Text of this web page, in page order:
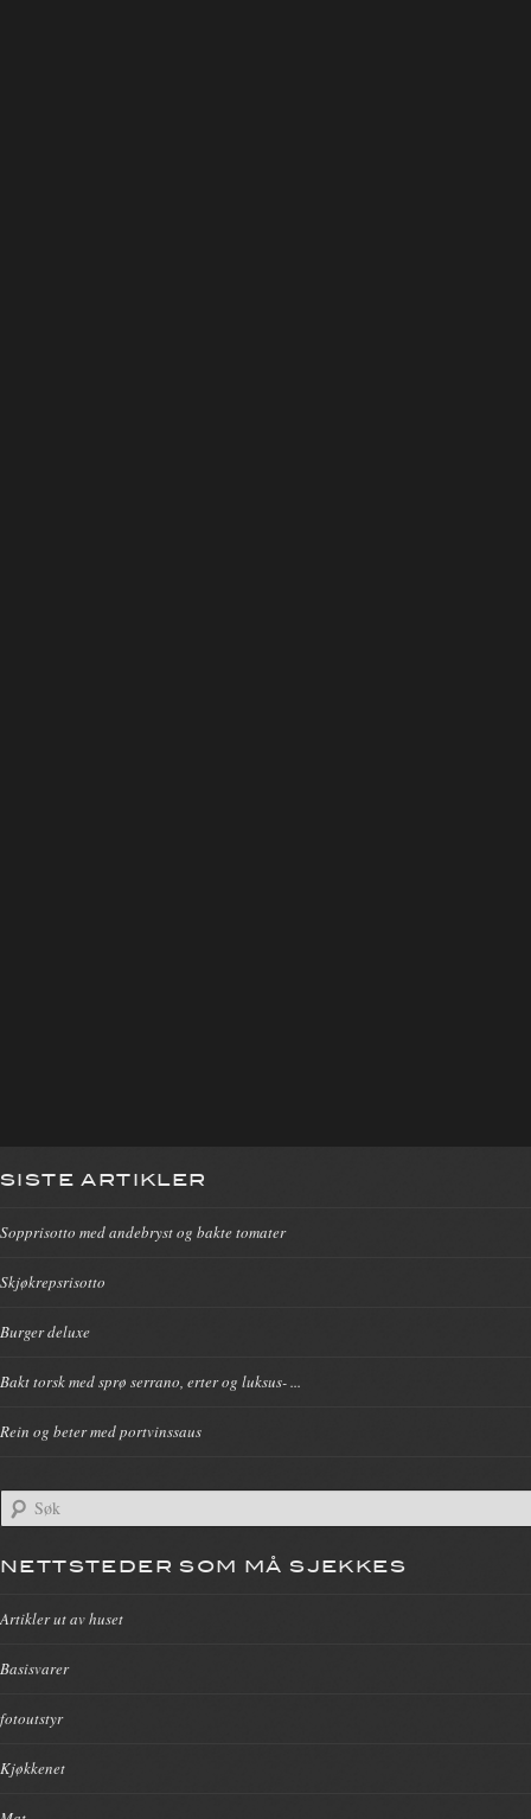
SISTE ARTIKLER
Sopprisotto med andebryst og bakte tomater
Skjøkrepsrisotto
Burger deluxe
Bakt torsk med sprø serrano, erter og luksus- ...
Rein og beter med portvinssaus
NETTSTEDER SOM MÅ SJEKKES
Artikler ut av huset
Basisvarer
fotoutstyr
Kjøkkenet